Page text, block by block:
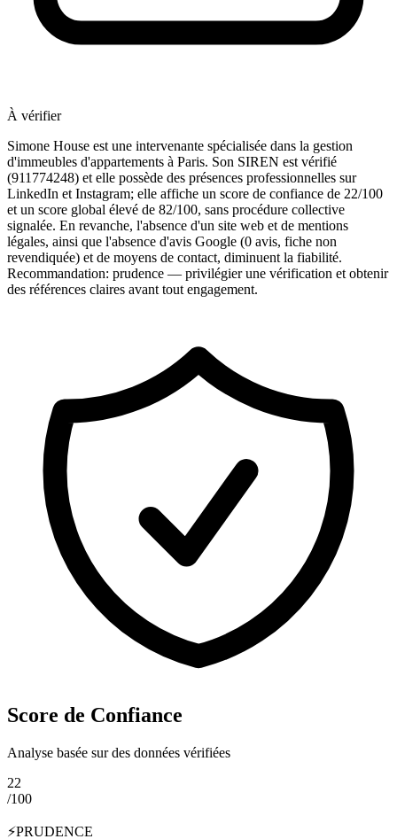
À vérifier
Simone House est une intervenante spécialisée dans la gestion
d'immeubles d'appartements à Paris. Son SIREN est vérifié
(911774248) et elle possède des présences professionnelles sur
LinkedIn et Instagram; elle affiche un score de confiance de 22/100
et un score global élevé de 82/100, sans procédure collective
signalée. En revanche, l'absence d'un site web et de mentions
légales, ainsi que l'absence d'avis Google (0 avis, fiche non
revendiquée) et de moyens de contact, diminuent la fiabilité.
Recommandation: prudence — privilégier une vérification et obtenir
des références claires avant tout engagement.
Score de Confiance
Analyse basée sur des données vérifiées
22
/100
⚡PRUDENCE